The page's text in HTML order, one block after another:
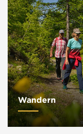
Wandern